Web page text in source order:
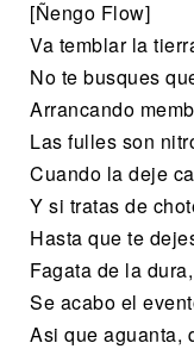
[Ñengo Flow]
Va temblar la
No te busques
Arrancando
Las fulles son
Cuando la deje
Y si tratas de
Hasta que te
Fagata de la
Se acabo el
Asi que aguanta,